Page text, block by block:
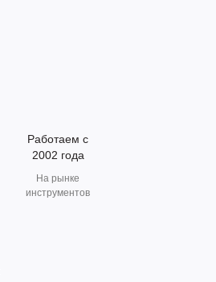
Работаем с
2002 года
На рынке
инструментов